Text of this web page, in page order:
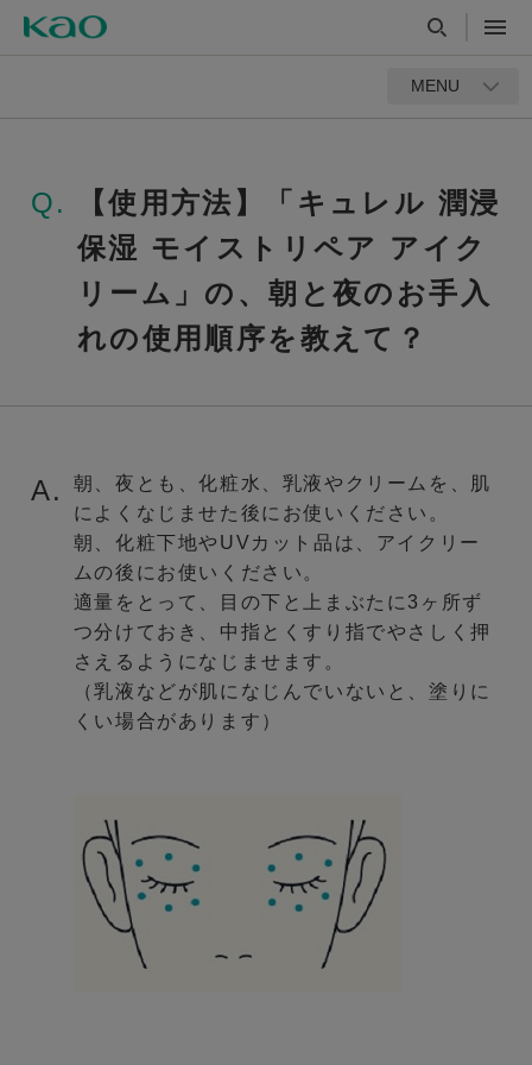
MENU
Q.
【使用方法】「キュレル 潤浸
保湿 モイストリペア アイク
リーム」の、朝と夜のお手入
れの使用順序を教えて？
A.
朝、夜とも、化粧水、乳液やクリームを、肌
によくなじませた後にお使いください。
朝、化粧下地やUVカット品は、アイクリー
ムの後にお使いください。
適量をとって、目の下と上まぶたに3ヶ所ず
つ分けておき、中指とくすり指でやさしく押
さえるようになじませます。
（乳液などが肌になじんでいないと、塗りに
くい場合があります）